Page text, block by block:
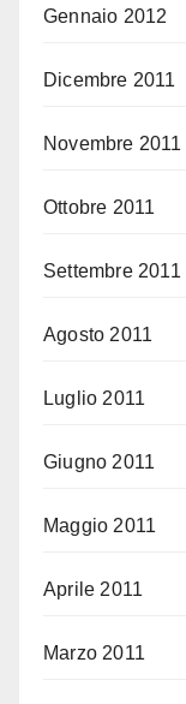
Gennaio 2012
Dicembre 2011
Novembre 2011
Ottobre 2011
Settembre 2011
Agosto 2011
Luglio 2011
Giugno 2011
Maggio 2011
Aprile 2011
Marzo 2011